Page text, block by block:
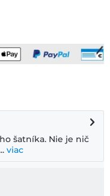
šatníka. Nie je nič
viac